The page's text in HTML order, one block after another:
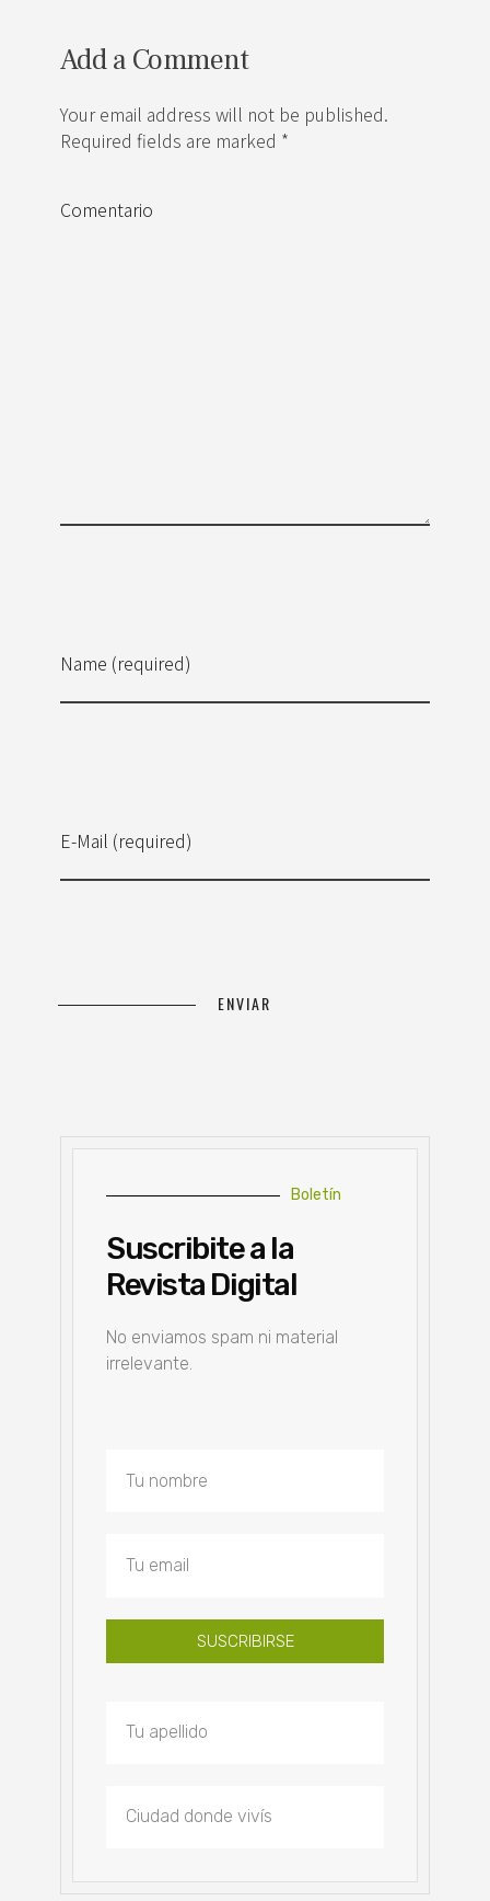
Add a Comment
Your email address will not be published.
Required fields are marked *
Name (required)
E-Mail (required)
Comentario
Boletín
Suscribite a la
Revista Digital
No enviamos spam ni material
irrelevante.
SUSCRIBIRSE